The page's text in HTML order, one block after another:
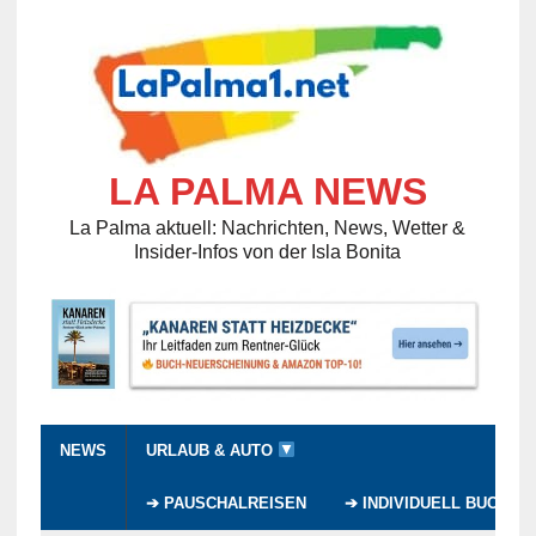
LA PALMA NEWS
La Palma aktuell: Nachrichten, News, Wetter &
Insider-Infos von der Isla Bonita
NEWS URLAUB & AUTO
➔ PAUSCHALREISEN ➔ INDIVIDUELL BUCHEN